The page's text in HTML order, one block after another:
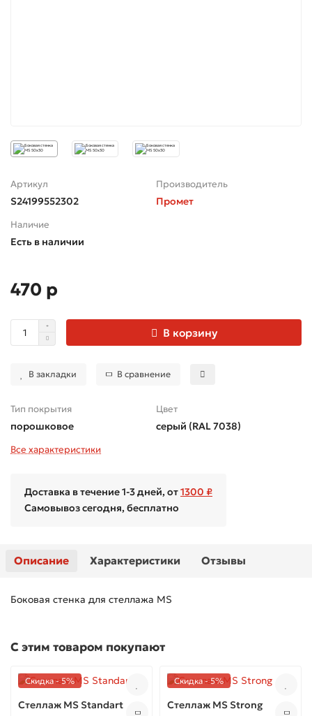
Артикул
S24199552302
Производитель
Промет
Наличие
Есть в наличии
470 р
В корзину
В закладки В сравнение
Тип покрытия
порошковое
Цвет
серый (RAL 7038)
Все характеристики
Доставка в течение 1-3 дней, от1300 ₽
Самовывоз сегодня, бесплатно
Описание Характеристики Отзывы
Боковая стенка для стеллажа MS
С этим товаром покупают
Скидка - 5%
Стеллаж MS Standart
Скидка - 5%
Стеллаж MS Strong